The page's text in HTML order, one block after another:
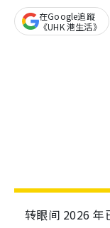
在Google追蹤
《UHK 港生活》
转眼间 2026 年